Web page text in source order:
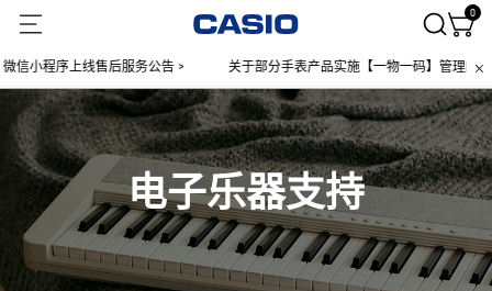
0
小程序上线售后服务公告 > 关于部分手表产品实施【一物一码】管理的公告
电子乐器支持